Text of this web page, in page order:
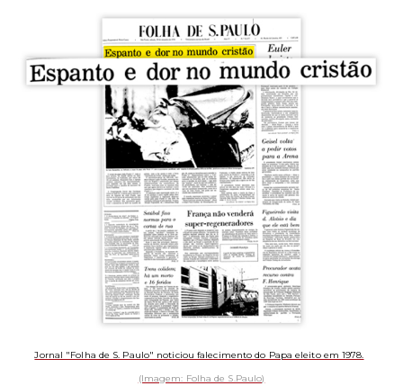
Jornal "Folha de S. Paulo" noticiou falecimento do Papa eleito em 1978.
(Imagem: Folha de S.Paulo)